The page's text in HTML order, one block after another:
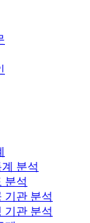
분석
분석
기관 분석
기관 분석